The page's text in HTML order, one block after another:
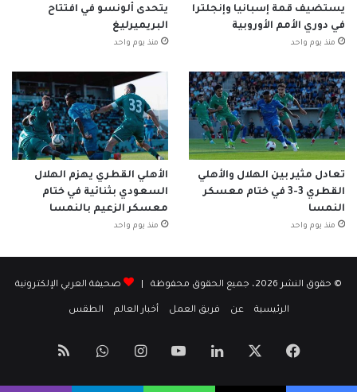
يستضيف قمة إسبانيا وإنجلترا
في دوري الأمم الأوروبية
منذ يوم واحد
يتحدى ألونسو في افتتاح
البريميرليغ
منذ يوم واحد
تعادل مثير بين الهلال والأهلي
القطري 3-3 في ختام معسكر
النمسا
منذ يوم واحد
الأهلي القطري يهزم الهلال
السعودي بثنائية في ختام
معسكر الزعيم بالنمسا
منذ يوم واحد
© حقوق النشر 2026، جميع الحقوق محفوظة | صحيفة العربي الإلكترونية
الرئيسية عن فريق العمل أخبار العالم الطقس
فيسبوك لينكدإن‫YouTubeانستقرامواتسابملخص
الموقع